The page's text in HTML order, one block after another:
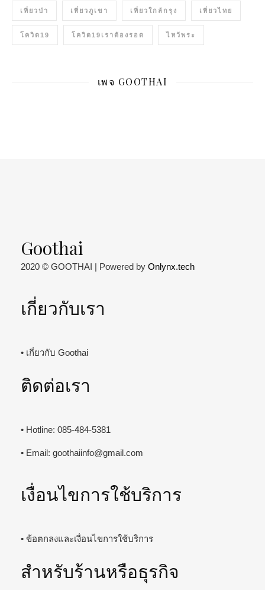
เที่ยวป่า เที่ยวภูเขา เที่ยวใกล้กรุง เที่ยวไทย
โควิด19 โควิด19เราต้องรอด ไหว้พระ
เพจ GOOTHAI
Goothai
2020 © GOOTHAI | Powered by Onlynx.tech
เกี่ยวกับเรา
• เกี่ยวกับ Goothai
ติดต่อเรา
• Hotline: 085-484-5381
• Email: goothaiinfo@gmail.com
เงื่อนไขการใช้บริการ
• ข้อตกลงและเงื่อนไขการใช้บริการ
สำหรับร้านหรือธุรกิจ